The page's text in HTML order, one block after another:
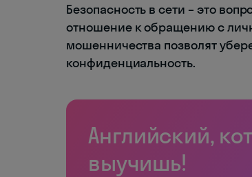
Безопасность в сети – это
отношение к обращению с
мошенничества позволят
конфиденциальность.
Английский,
выучишь!